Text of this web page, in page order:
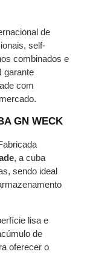
de
self-
combinados e
garante
com
GN WECK
, a cuba
sendo ideal
lisa e
de
oferecer o